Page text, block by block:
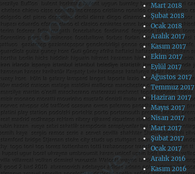
Mart 2018
Şubat 2018
Ocak 2018
Aralık 2017
Kasım 2017
Ekim 2017
Eylül 2017
Ağustos 2017
Temmuz 2017
Haziran 2017
Mayıs 2017
Nisan 2017
Mart 2017
Şubat 2017
Ocak 2017
Aralık 2016
Kasım 2016